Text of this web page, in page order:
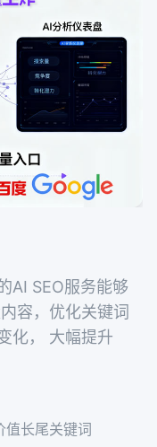
AI SEO服务能够
容，优化关键词
化， 大幅提升
值长尾关键词